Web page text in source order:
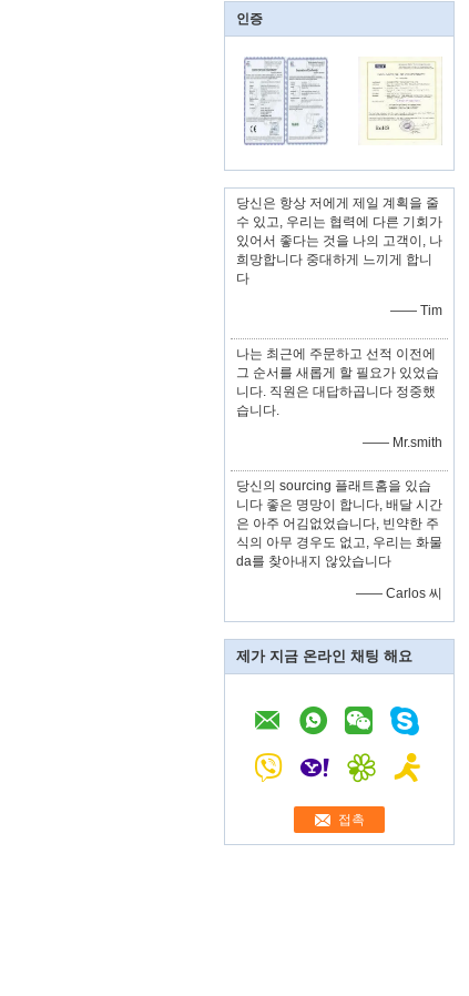
인증
당신은 항상 저에게 제일 계획을 줄
수 있고, 우리는 협력에 다른 기회가
있어서 좋다는 것을 나의 고객이, 나
희망합니다 중대하게 느끼게 합니
다
—— Tim
나는 최근에 주문하고 선적 이전에
그 순서를 새롭게 할 필요가 있었습
니다. 직원은 대답하곱니다 정중했
습니다.
—— Mr.smith
당신의 sourcing 플래트홈을 있습
니다 좋은 명망이 합니다, 배달 시간
은 아주 어김없었습니다, 빈약한 주
식의 아무 경우도 없고, 우리는 화물
da를 찾아내지 않았습니다
—— Carlos 씨
제가 지금 온라인 채팅 해요
접촉